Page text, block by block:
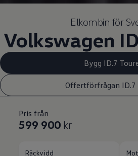
Elkombin för
Volkswagen
Bygg ID.7
Offertförfrågan ID.7
Pris från
599 900 kr
Räckvidd